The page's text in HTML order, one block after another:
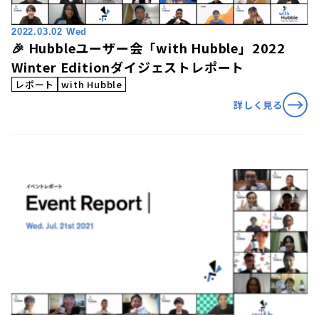
2022.03.02 Wed
🎉 Hubbleユーザー会「with Hubble」2022
Winter Editionダイジェストレポート
レポート
with Hubble
詳しく見る